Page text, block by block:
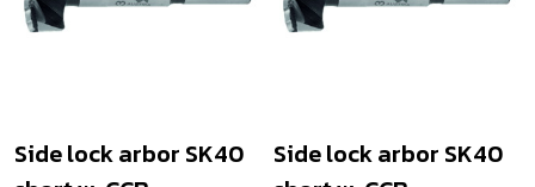
Side lock arbor SK40
Side lock arbor SK40